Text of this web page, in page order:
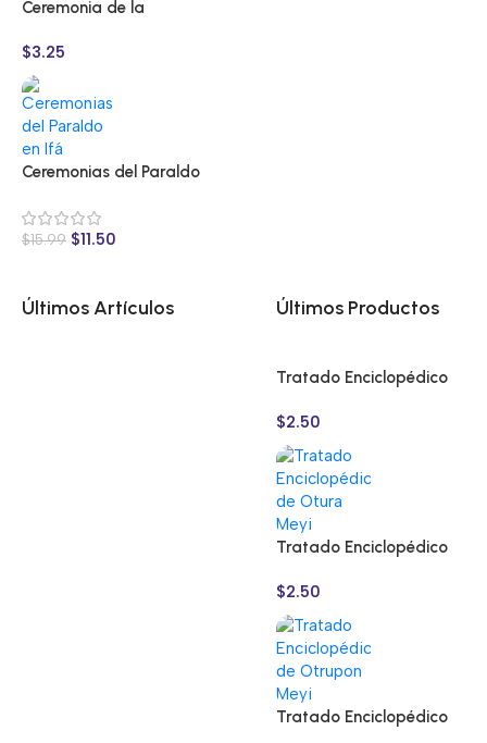
Ceremonia de la
Eggun: Guía Litúrgica
de Alta Jerarquía
$3.25
Ceremonias del Paraldo
Purificación Espiritual
$15.99 $11.50
Últimos Artículos Últimos Productos
Tratado Enciclopédico
de la Muerte
$2.50
Tratado Enciclopédico
de la Prosperidad y el
Dominio
$2.50
Tratado Enciclopédico